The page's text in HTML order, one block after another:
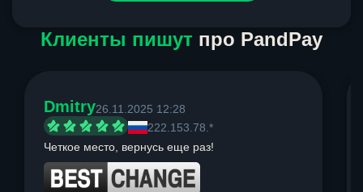
Клиенты пишут про PandPay
Dmitry26.11.2025 12:28
222.153.78.*
Четкое место, вернусь еще раз!